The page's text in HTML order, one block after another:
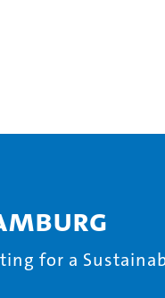
for a